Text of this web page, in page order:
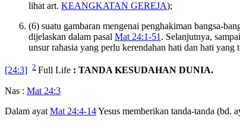
lihat art. KEANGKATAN GEREJA);
(6) suatu gambaran mengenai penghakiman bangsa-
dijelaskan dalam pasal Mat 24:1-51. Selanjutnya,
unsur rahasia yang perlu kerendahan hati dan hati
[24:3] 2 Full Life : TANDA KESUDAHAN DUNIA.
Nas : Mat 24:3
Dalam ayat Mat 24:4-14Yesus memberikan tanda-tanda (bd.